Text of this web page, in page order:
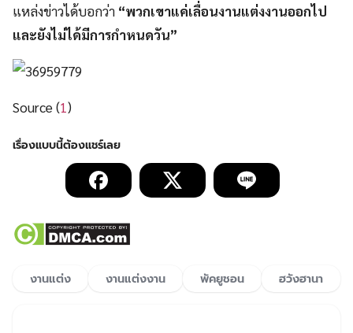
แหล่งข่าวได้บอกว่า “พวกเขาแค่เลื่อนงานแต่งงานออกไป
และยังไม่ได้มีการกำหนดวัน”
Source (1)
งานแต่ง งานแต่งงาน พัคยูชอน ฮวังฮานา